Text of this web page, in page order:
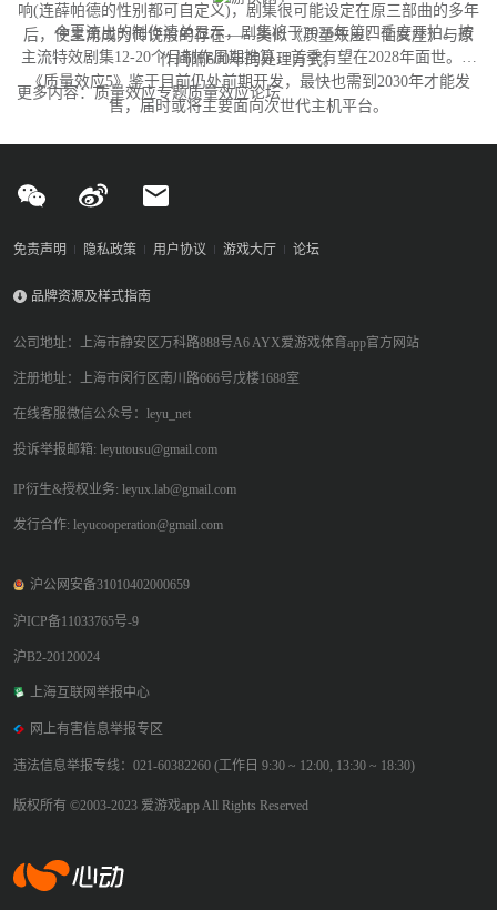
响(连薛帕德的性别都可自定义)，剧集很可能设定在原三部曲的多年
后，使主角成为传说般的存在——类似《质量效应：仙女座》与原
作间隔600年的处理方式。
今夏流出的制作清单显示，剧集将于2026年第四季度开拍。按
主流特效剧集12-20个月制作周期推算，首季有望在2028年面世。而
《质量效应5》鉴于目前仍处前期开发，最快也需到2030年才能发
售，届时或将主要面向次世代主机平台。
更多内容：质量效应专题质量效应论坛
免责声明 隐私政策 用户协议 游戏大厅 论坛
品牌资源及样式指南
公司地址：上海市静安区万科路888号A6 AYX爱游戏体育app官方网站
注册地址：上海市闵行区南川路666号戊楼1688室
在线客服微信公众号：leyu_net
投诉举报邮箱: leyutousu@gmail.com
IP衍生&授权业务: leyux.lab@gmail.com
发行合作: leyucooperation@gmail.com
沪公网安备31010402000659
沪ICP备11033765号-9
沪B2-20120024
上海互联网举报中心
网上有害信息举报专区
违法信息举报专线：021-60382260 (工作日 9:30 ~ 12:00, 13:30 ~ 18:30)
版权所有 ©2003-2023 爱游戏app All Rights Reserved
爱游戏app体育